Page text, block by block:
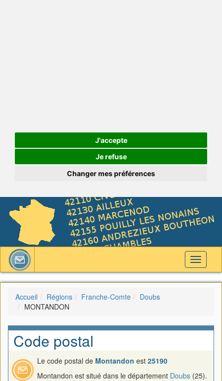
J'accepte
Je refuse
Changer mes préférences
Toggle
Accueil Régions Franche-Comte
Doubs
MONTANDON
Code postal
Le code postal de Montandon est 25190
Montandon est situé dans le département Doubs (25).